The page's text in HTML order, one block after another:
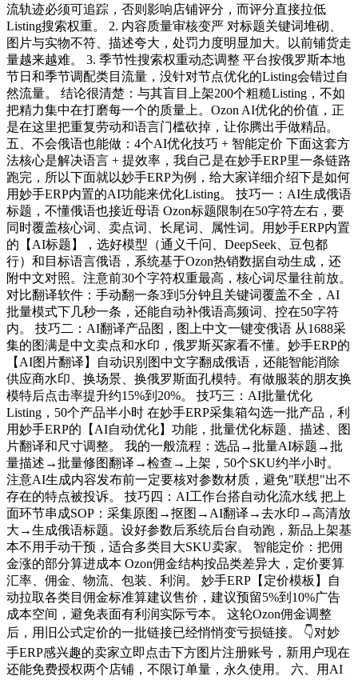
流轨迹必须可追踪，否则影响店铺评分，而评分直接拉低
Listing搜索权重。 2. 内容质量审核变严 对标题关键词堆砌、
图片与实物不符、描述夸大，处罚力度明显加大。以前铺货走
量越来越难。 3. 季节性搜索权重动态调整 平台按俄罗斯本地
节日和季节调配类目流量，没针对节点优化的Listing会错过自
然流量。 结论很清楚：与其盲目上架200个粗糙Listing，不如
把精力集中在打磨每一个的质量上。Ozon AI优化的价值，正
是在这里把重复劳动和语言门槛砍掉，让你腾出手做精品。
五、不会俄语也能做：4个AI优化技巧 + 智能定价 下面这套方
法核心是解决语言 + 提效率，我自己是在妙手ERP里一条链路
跑完，所以下面就以妙手ERP为例，给大家详细介绍下是如何
用妙手ERP内置的AI功能来优化Listing。 技巧一：AI生成俄语
标题，不懂俄语也接近母语 Ozon标题限制在50字符左右，要
同时覆盖核心词、卖点词、长尾词、属性词。用妙手ERP内置
的【AI标题】，选好模型（通义千问、DeepSeek、豆包都
行）和目标语言俄语，系统基于Ozon热销数据自动生成，还
附中文对照。注意前30个字符权重最高，核心词尽量往前放。
对比翻译软件：手动翻一条3到5分钟且关键词覆盖不全，AI
批量模式下几秒一条，还能自动补俄语高频词、控在50字符
内。 技巧二：AI翻译产品图，图上中文一键变俄语 从1688采
集的图满是中文卖点和水印，俄罗斯买家看不懂。妙手ERP的
【AI图片翻译】自动识别图中文字翻成俄语，还能智能消除
供应商水印、换场景、换俄罗斯面孔模特。有做服装的朋友换
模特后点击率提升约15%到20%。 技巧三：AI批量优化
Listing，50个产品半小时 在妙手ERP采集箱勾选一批产品，利
用妙手ERP的【AI自动优化】功能，批量优化标题、描述、图
片翻译和尺寸调整。 我的一般流程：选品→批量AI标题→批
量描述→批量修图翻译→检查→上架，50个SKU约半小时。
注意AI生成内容发布前一定要核对参数材质，避免"联想"出不
存在的特点被投诉。 技巧四：AI工作台搭自动化流水线 把上
面环节串成SOP：采集原图→抠图→AI翻译→去水印→高清放
大→生成俄语标题。设好参数后系统后台自动跑，新品上架基
本不用手动干预，适合多类目大SKU卖家。 智能定价：把佣
金涨的部分算进成本 Ozon佣金结构按品类差异大，定价要算
汇率、佣金、物流、包装、利润。 妙手ERP【定价模板】自
动拉取各类目佣金标准算建议售价，建议预留5%到10%广告
成本空间，避免表面有利润实际亏本。 这轮Ozon佣金调整
后，用旧公式定价的一批链接已经悄悄变亏损链接。 👇对妙
手ERP感兴趣的卖家立即点击下方图片注册账号，新用户现在
还能免费授权两个店铺，不限订单量，永久使用。 六、用AI